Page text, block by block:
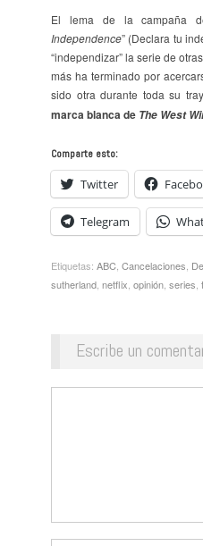
El lema de la campaña
Independence” (Declara tu
“independizar” la serie de
más ha terminado por
sido otra durante toda su
marca blanca de The West
Comparte esto:
Twitter
Telegram
Etiquetas: ABC Cancelaciones
sutherland netflix opinión series
Escribe un